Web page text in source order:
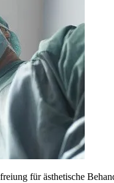
für ästhetische